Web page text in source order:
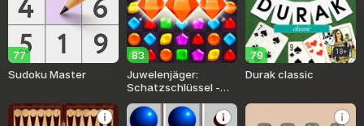
77
Sudoku Master
83
Juwelenjäger:
Schatzschlüssel -
79 18+
Durak classic